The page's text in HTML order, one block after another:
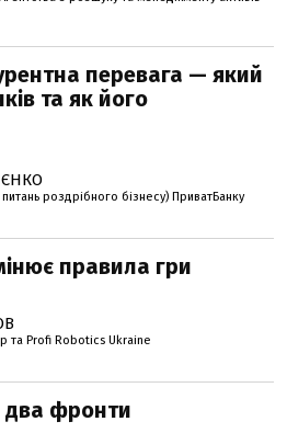
перевага — який
та як його
роздрібного бізнесу) ПриватБанку
правила гри
та Profi Robotics Ukraine
два фронти